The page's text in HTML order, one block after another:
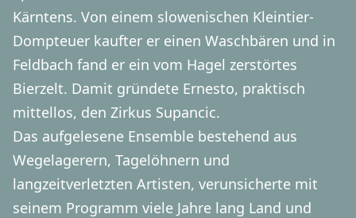
Kärntens. Von einem slowenischen Kleintier-
Dompteuer kaufter er einen Waschbären und in
Feldbach fand er ein vom Hagel zerstörtes
Bierzelt. Damit gründete Ernesto, praktisch
mittellos, den Zirkus Supancic.
Das aufgelesene Ensemble bestehend aus
Wegelagerern, Tagelöhnern und
langzeitverletzten Artisten, verunsicherte mit
seinem Programm viele Jahre lang Land und